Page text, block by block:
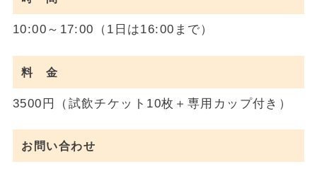
10:00～17:00（1日は16:00まで）
料 金
3500円（試飲チケット10枚＋専用カップ付き）
お問い合わせ